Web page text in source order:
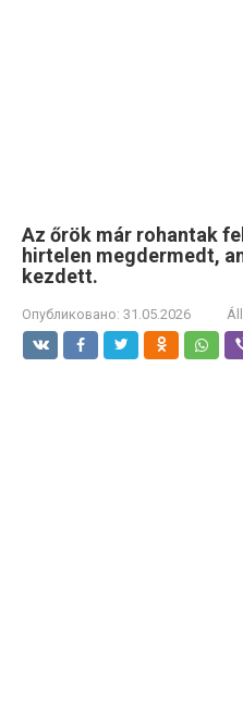
Az őrök már rohantak
hirtelen megdermedt,
kezdett.
Опубликовано: 31.05.2026